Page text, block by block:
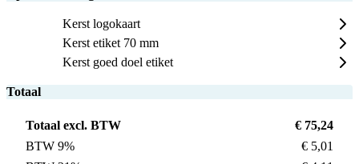
Kerst logokaart
Kerst etiket 70 mm
Kerst goed doel etiket
Totaal
Totaal excl. BTW
€ 75,24
BTW 9%
€ 5,01